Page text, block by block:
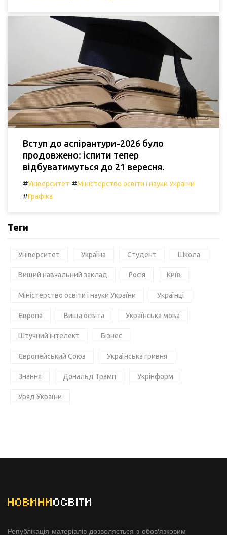
Вступ до аспірантури-2026 було
продовжено: іспити тепер
відбуватимуться до 21 вересня.
#Університет #Міністерство освіти і науки України
#Графіка
Теги
Університет Україна Студент Школа
Вищий навчальний заклад Росія Київ
Міністерство освіти і науки України Українці
Європа Вища освіта Українська мова
Штучний інтелект Бізнес
Європейський Союз Українська гривня
Знання Дональд Трамп Укрінформ
Уряд України
НОВИНИОСВІТИ
Републікація матеріалів дозволяється з обов'язковим